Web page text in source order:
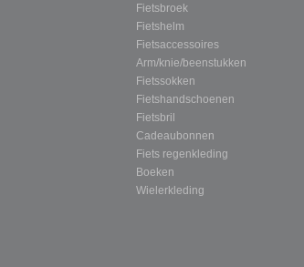
Fietsbroek
Fietshelm
Fietsaccessoires
Arm/knie/beenstukken
Fietssokken
Fietshandschoenen
Fietsbril
Cadeaubonnen
Fiets regenkleding
Boeken
Wielerkleding